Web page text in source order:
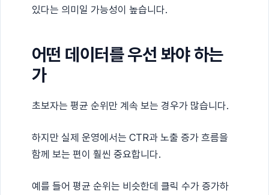
있다는 의미일 가능성이 높습니다.
어떤 데이터를 우선 봐야 하는
가
초보자는 평균 순위만 계속 보는 경우가 많습니다.
하지만 실제 운영에서는 CTR과 노출 증가 흐름을
함께 보는 편이 훨씬 중요합니다.
예를 들어 평균 순위는 비슷한데 클릭 수가 증가하